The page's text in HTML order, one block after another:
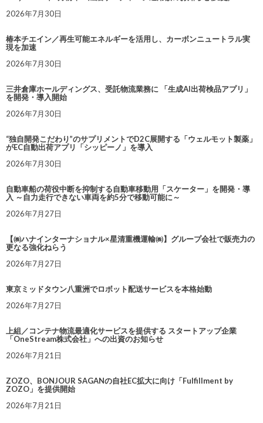
2026年7月30日
椿本チエイン／再生可能エネルギーを活用し、カーボンニュートラル実
現を加速
2026年7月30日
三井倉庫ホールディングス、受託物流業務に 「生成AI出荷検品アプリ」
を開発・導入開始
2026年7月30日
“独自開発こだわり”のサプリメントでD2C展開する「ウェルモット製薬」
がEC自動出荷アプリ「シッピーノ」を導入
2026年7月30日
自動車船の荷役中断を抑制する自動車移動用「スケーター」を開発・導
入 ～自力走行できない車両を約5分で移動可能に～
2026年7月27日
【㈱ハナインターナショナル×星清重機運輸㈱】グループ会社で販売力の
更なる強化ねらう
2026年7月27日
東京ミッドタウン八重洲でロボット配送サービスを本格始動
2026年7月27日
上組／コンテナ物流最適化サービスを提供する スタートアップ企業
「OneStream株式会社」への出資のお知らせ
2026年7月21日
ZOZO、BONJOUR SAGANの自社EC拡大に向け「Fulfillment by
ZOZO」を提供開始
2026年7月21日